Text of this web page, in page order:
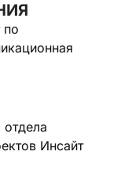
по
отдела
Инсайт